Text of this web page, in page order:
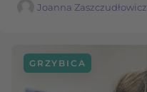
Joanna Zaszczudłowicz
GRZYBICA